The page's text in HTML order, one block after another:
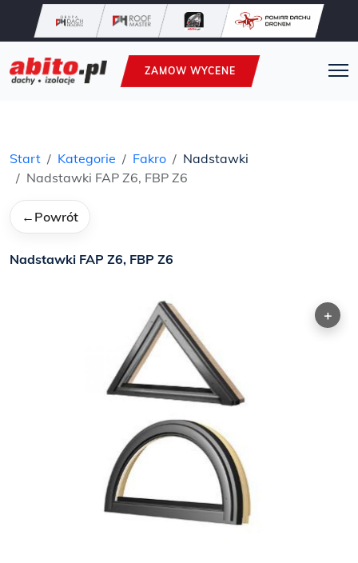
ZAMOW WYCENE
Start Kategorie Fakro
Nadstawki
Nadstawki FAP Z6, FBP Z6
← Powrót
Nadstawki FAP Z6, FBP Z6
+